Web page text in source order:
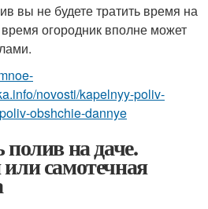
вы не будете тратить время на
огородник вполне может
novosti/kapelnyy-poliv-
obshchie-dannye
на даче.
самотечная